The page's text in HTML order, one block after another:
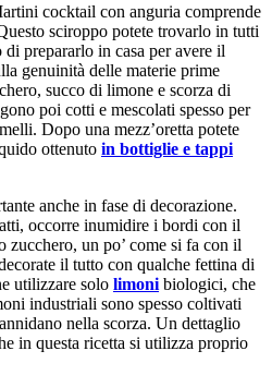
cocktail con anguria comprende
sciroppo potete trovarlo in tutti
prepararlo in casa per avere il
genuinità delle materie prime
succo di limone e scorza di
poi cotti e mescolati spesso per
Dopo una mezz’oretta potete
ottenuto in bottiglie e tappi
anche in fase di decorazione.
occorre inumidire i bordi con il
zucchero, un po’ come si fa con il
il tutto con qualche fettina di
utilizzare solo limoni biologici, che
industriali sono spesso coltivati
nella scorza. Un dettaglio
in questa ricetta si utilizza proprio